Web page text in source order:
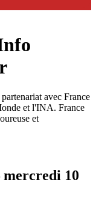
avec France
et l'INA. France
et
mercredi 10